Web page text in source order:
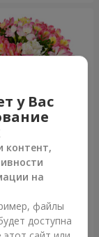
для двоих!"
Заказать
у Вас
контент,
на
файлы
доступна